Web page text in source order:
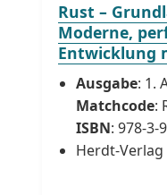
Rust –
Moderne,
Entwicklung
Ausgabe: 1.
Matchcode:
ISBN: 978-3-
Herdt-Verlag